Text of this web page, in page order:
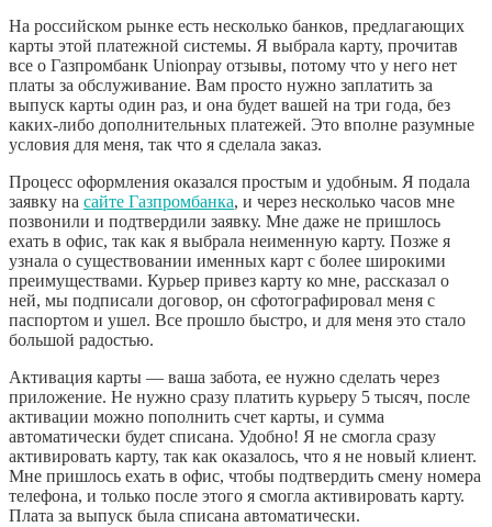
На российском рынке есть несколько банков, предлагающих
карты этой платежной системы. Я выбрала карту, прочитав
все о Газпромбанк Unionpay отзывы, потому что у него нет
платы за обслуживание. Вам просто нужно заплатить за
выпуск карты один раз, и она будет вашей на три года, без
каких-либо дополнительных платежей. Это вполне разумные
условия для меня, так что я сделала заказ.
Процесс оформления оказался простым и удобным. Я подала
заявку на сайте Газпромбанка, и через несколько часов мне
позвонили и подтвердили заявку. Мне даже не пришлось
ехать в офис, так как я выбрала неименную карту. Позже я
узнала о существовании именных карт с более широкими
преимуществами. Курьер привез карту ко мне, рассказал о
ней, мы подписали договор, он сфотографировал меня с
паспортом и ушел. Все прошло быстро, и для меня это стало
большой радостью.
Активация карты — ваша забота, ее нужно сделать через
приложение. Не нужно сразу платить курьеру 5 тысяч, после
активации можно пополнить счет карты, и сумма
автоматически будет списана. Удобно! Я не смогла сразу
активировать карту, так как оказалось, что я не новый клиент.
Мне пришлось ехать в офис, чтобы подтвердить смену номера
телефона, и только после этого я смогла активировать карту.
Плата за выпуск была списана автоматически.